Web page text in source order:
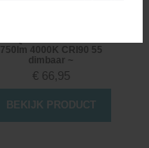
750lm 4000K CRI90 55
dimbaar ~
€ 66,95
BEKIJK PRODUCT